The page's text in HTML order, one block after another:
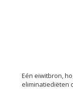
Eén eiwitbron,
eliminatiediëten